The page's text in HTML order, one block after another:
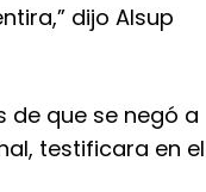
dijo Alsup
de que se negó a
testificara en el